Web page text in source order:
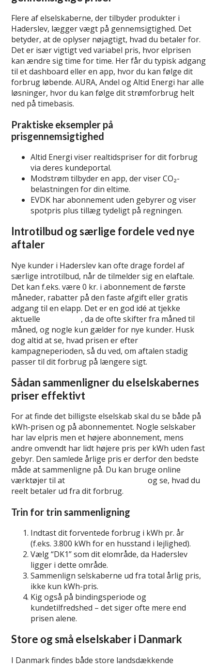
Flere af elselskaberne, der tilbyder produkter i
Haderslev, lægger vægt på gennemsigtighed. Det
betyder, at de oplyser nøjagtigt, hvad du betaler for.
Det er især vigtigt ved variabel pris, hvor elprisen
kan ændre sig time for time. Her får du typisk adgang
til et dashboard eller en app, hvor du kan følge dit
forbrug løbende. AURA, Andel og Altid Energi har alle
løsninger, hvor du kan følge dit strømforbrug helt
ned på timebasis.
Praktiske eksempler på
prisgennemsigtighed
Altid Energi viser realtidspriser for dit forbrug
via deres kundeportal.
Modstrøm tilbyder en app, der viser CO₂-
belastningen for din eltime.
EVDK har abonnement uden gebyrer og viser
spotpris plus tillæg tydeligt på regningen.
Introtilbud og særlige fordele ved nye
aftaler
Nye kunder i Haderslev kan ofte drage fordel af
særlige introtilbud, når de tilmelder sig en elaftale.
Det kan f.eks. være 0 kr. i abonnement de første
måneder, rabatter på den faste afgift eller gratis
adgang til en elapp. Det er en god idé at tjekke
aktuelle
, da de ofte skifter fra måned til
måned, og nogle kun gælder for nye kunder. Husk
dog altid at se, hvad prisen er efter
kampagneperioden, så du ved, om aftalen stadig
passer til dit forbrug på længere sigt.
Sådan sammenligner du elselskabernes
priser effektivt
For at finde det billigste elselskab skal du se både på
kWh-prisen og på abonnementet. Nogle selskaber
har lav elpris men et højere abonnement, mens
andre omvendt har lidt højere pris per kWh uden fast
gebyr. Den samlede årlige pris er derfor den bedste
måde at sammenligne på. Du kan bruge online
værktøjer til at
og se, hvad du
reelt betaler ud fra dit forbrug.
Trin for trin sammenligning
Indtast dit forventede forbrug i kWh pr. år
(f.eks. 3.800 kWh for en husstand i lejlighed).
Vælg “DK1” som dit elområde, da Haderslev
ligger i dette område.
Sammenlign selskaberne ud fra total årlig pris,
ikke kun kWh-pris.
Kig også på bindingsperiode og
kundetilfredshed – det siger ofte mere end
prisen alene.
Store og små elselskaber i Danmark
I Danmark findes både store landsdækkende